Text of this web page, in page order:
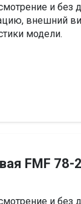
и без
внешний
модели.
FMF 78-
и без